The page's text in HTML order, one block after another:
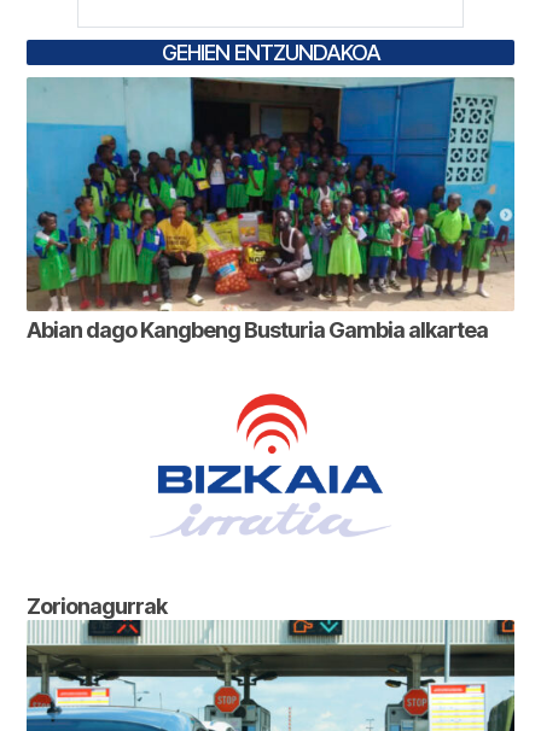
GEHIEN ENTZUNDAKOA
Abian dago Kangbeng Busturia Gambia alkartea
Zorionagurrak